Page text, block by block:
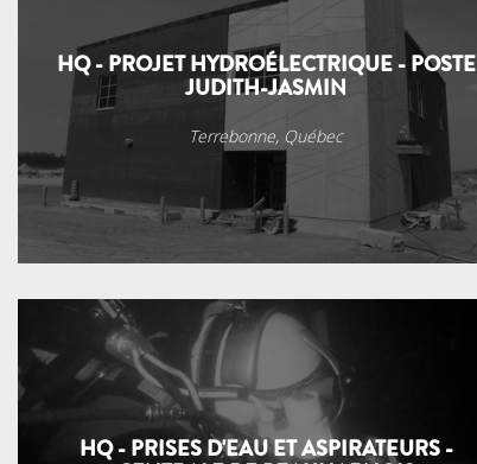
HQ - PROJET HYDROÉLECTRIQUE - POSTE
JUDITH-JASMIN
Terrebonne, Québec
HQ - PRISES D'EAU ET ASPIRATEURS -